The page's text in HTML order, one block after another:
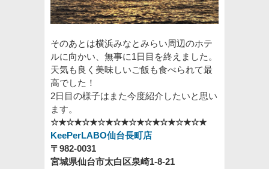
そのあとは横浜みなとみらい周辺のホテ
ルに向かい、無事に1日目を終えました。
天気も良く美味しいご飯も食べられて最
高でした！
2日目の様子はまた今度紹介したいと思い
ます。
☆★☆★☆★☆★☆★☆★☆★☆★☆★☆★
KeePerLABO仙台長町店
〒982-0031
宮城県仙台市太白区泉崎1-8-21